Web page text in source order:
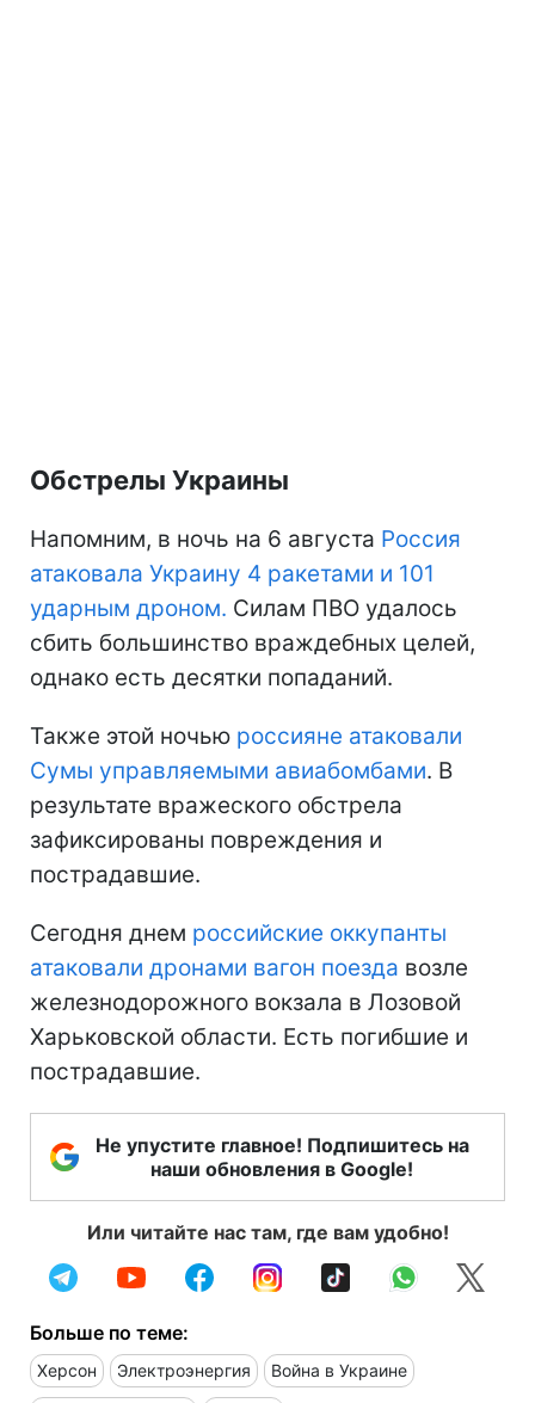
Обстрелы Украины
Напомним, в ночь на 6 августа Россия
атаковала Украину 4 ракетами и 101
ударным дроном. Силам ПВО удалось
сбить большинство враждебных целей,
однако есть десятки попаданий.
Также этой ночью россияне атаковали
Сумы управляемыми авиабомбами. В
результате вражеского обстрела
зафиксированы повреждения и
пострадавшие.
Сегодня днем российские оккупанты
атаковали дронами вагон поезда возле
железнодорожного вокзала в Лозовой
Харьковской области. Есть погибшие и
пострадавшие.
Не упустите главное! Подпишитесь на
наши обновления в Google!
Или читайте нас там, где вам удобно!
Больше по теме:
Херсон Электроэнергия Война в Украине